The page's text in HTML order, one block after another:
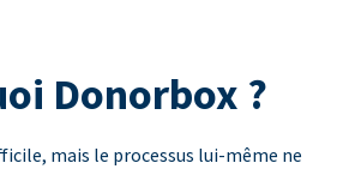
Donorbox ?
mais le processus lui-même ne